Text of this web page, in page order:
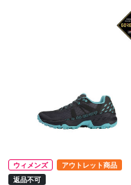
ウィメンズ
アウトレット商品
返品不可